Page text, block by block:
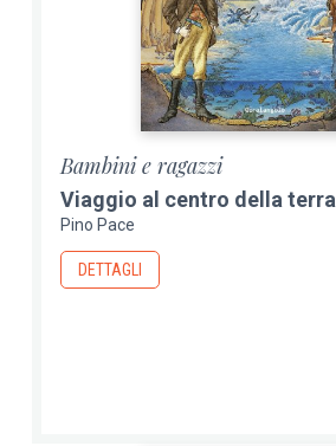
Bambini e ragazzi
Viaggio al centro della terra
Pino Pace
DETTAGLI